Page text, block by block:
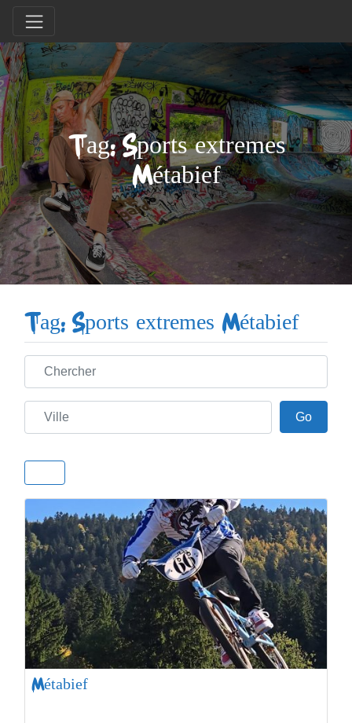
Tag: Sports extremes
Métabief
Tag: Sports extremes Métabief
Chercher
Ville GoGo
Métabief